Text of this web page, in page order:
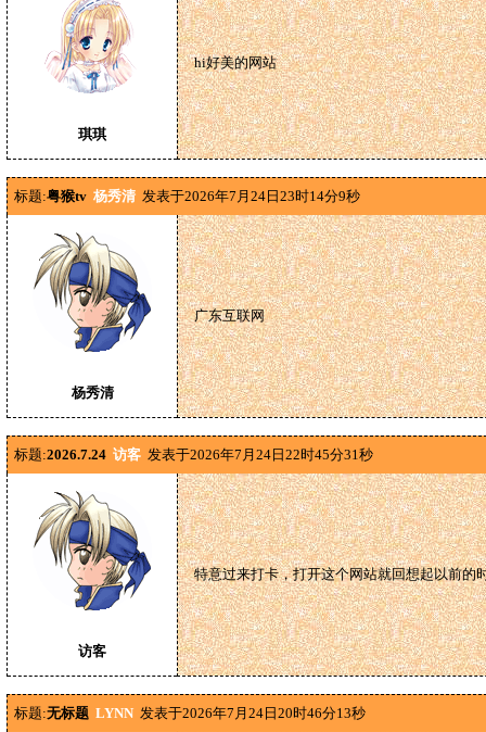
琪琪
hi好美的网站
标题:粤猴tv 杨秀清 发表于2026年7月24日23时14分9秒
杨秀清
广东互联网
标题:2026.7.24 访客 发表于2026年7月24日22时45分31秒
访客
特意过来打卡，打开这个网站就回想起以前的
标题:无标题 LYNN 发表于2026年7月24日20时46分13秒